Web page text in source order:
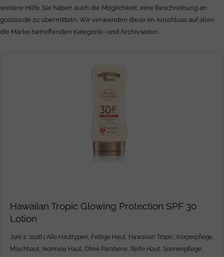
weitere Hilfe. Sie haben auch die Möglichkeit, eine Beschreibung an
gooloo.de zu übermitteln. Wir verwenden diese im Anschluss auf allen
die Marke betreffenden Kategorie- und Archivseiten.
Hawaiian Tropic Glowing Protection SPF 30
Lotion
Juni 2, 2026 Alle Hauttypen, Fettige Haut, Hawaiian Tropic, Körperpflege,
Mischhaut, Normale Haut, Ohne Parabene, Reife Haut, Sonnenpflege,